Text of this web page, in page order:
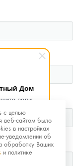
Дом
если
вопросы.
с целью
веб-сайтом было
в настройках
уведомлении об
обработку Ваших
и политике